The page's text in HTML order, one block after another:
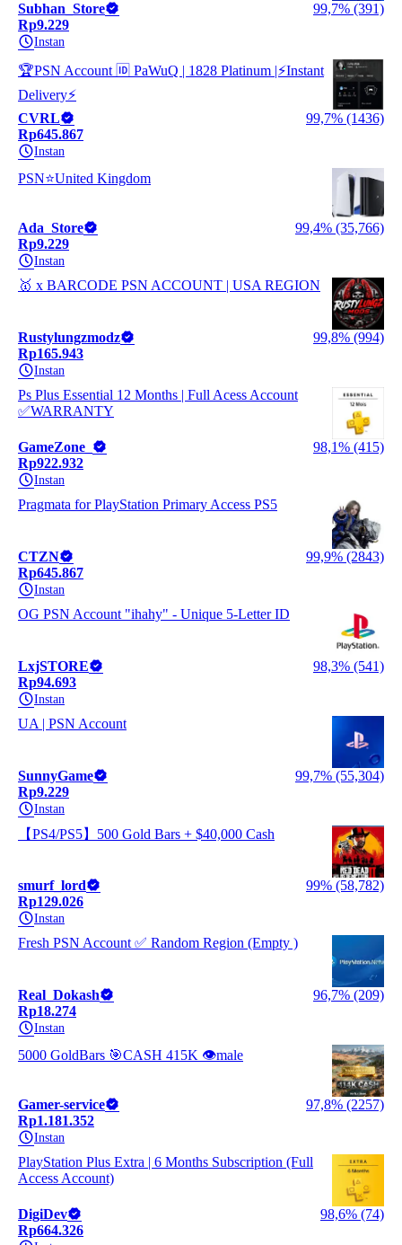
Subhan_Store
99,7% (391)
Rp9.229
Instan
🏆PSN Account 🆔 PaWuQ | 1828 Platinum |⚡Instant
Delivery⚡
CVRL
99,7% (1436)
Rp645.867
Instan
PSN⭐United Kingdom
Ada_Store
99,4% (35,766)
Rp9.229
Instan
🥇 x BARCODE PSN ACCOUNT | USA REGION
Rustylungzmodz
99,8% (994)
Rp165.943
Instan
Ps Plus Essential 12 Months | Full Acess Account
✅WARRANTY
GameZone_
98,1% (415)
Rp922.932
Instan
Pragmata for PlayStation Primary Access PS5
CTZN
99,9% (2843)
Rp645.867
Instan
OG PSN Account "ihahy" - Unique 5-Letter ID
LxjSTORE
98,3% (541)
Rp94.693
Instan
UA | PSN Account
SunnyGame
99,7% (55,304)
Rp9.229
Instan
【PS4/PS5】500 Gold Bars + $40,000 Cash
smurf_lord
99% (58,782)
Rp129.026
Instan
Fresh PSN Account ✅ Random Region (Empty )
Real_Dokash
96,7% (209)
Rp18.274
Instan
5000 GoldBars 🎯CASH 415K 👁️male
Gamer-service
97,8% (2257)
Rp1.181.352
Instan
PlayStation Plus Extra | 6 Months Subscription (Full
Access Account)
DigiDev
98,6% (74)
Rp664.326